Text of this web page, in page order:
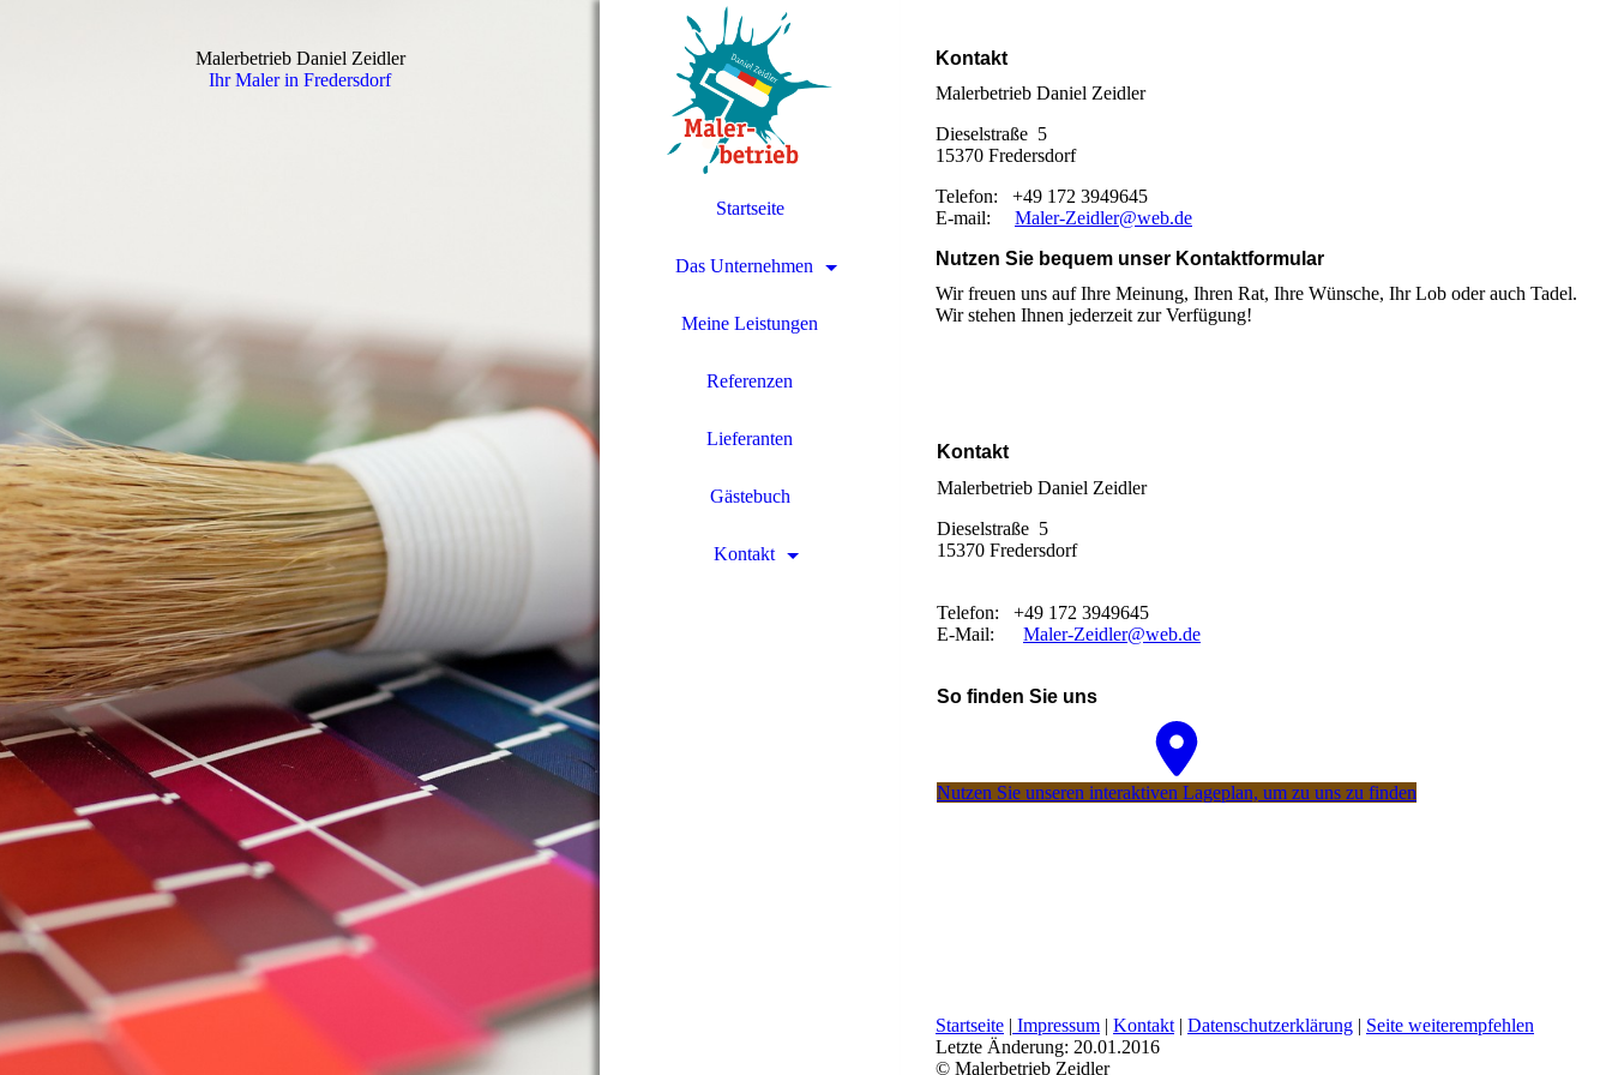
Malerbetrieb Daniel Zeidler
Ihr Maler in Fredersdorf
Startseite
Das Unternehmen
Meine Leistungen
Referenzen
Lieferanten
Gästebuch
Kontakt
Kontakt
Malerbetrieb Daniel Zeidler
Dieselstraße 5
15370 Fredersdorf
Telefon: +49 172 3949645
E-mail: Maler-Zeidler@web.de
Nutzen Sie bequem unser Kontaktformular
Wir freuen uns auf Ihre Meinung, Ihren Rat, Ihre Wünsche, Ihr Lob oder auch Tadel.
Wir stehen Ihnen jederzeit zur Verfügung!
Kontakt
Malerbetrieb Daniel Zeidler
Dieselstraße 5
15370 Fredersdorf
Telefon: +49 172 3949645
E-Mail: Maler-Zeidler@web.de
So finden Sie uns
Nutzen Sie unseren interaktiven La­ge­plan, um zu uns zu finden
Startseite | Impressum | Kontakt | Datenschutzerklärung | Seite weiterempfehlen
Letzte Änderung: 20.01.2016
© Malerbetrieb Zeidler